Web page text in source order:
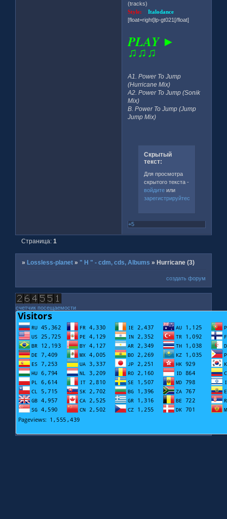
(tracks)
Style:Italodance
[float=right]lp-gt021[/float]
PLAY ►
♫♫♫
A1. Power To Jump
(Hurricane Mix)
A2. Power To Jump (Sonik
Mix)
B. Power To Jump (Jump
Jump Mix)
Скрытый
текст:
Для просмотра
скрытого текста -
войдитеили
зарегистрируйтесь
+5
Страница:1
»Lossless-planet » " H " - cdm, cds, Albums »Hurricane (3)
создать форум
счетчик посещаемости